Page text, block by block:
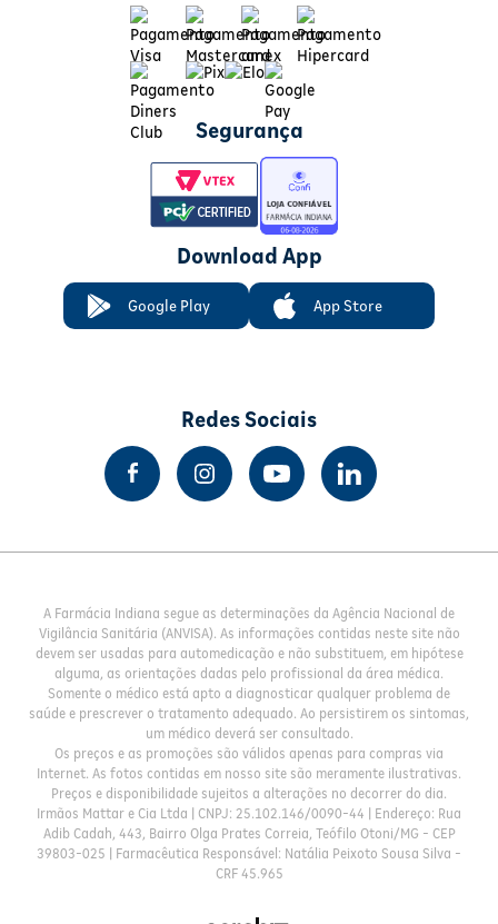
Segurança
Download App
Google Play App Store
Redes Sociais
A Farmácia Indiana segue as determinações da Agência Nacional de
Vigilância Sanitária (ANVISA). As informações contidas neste site não
devem ser usadas para automedicação e não substituem, em hipótese
alguma, as orientações dadas pelo profissional da área médica.
Somente o médico está apto a diagnosticar qualquer problema de
saúde e prescrever o tratamento adequado. Ao persistirem os sintomas,
um médico deverá ser consultado.
Os preços e as promoções são válidos apenas para compras via
Internet. As fotos contidas em nosso site são meramente ilustrativas.
Preços e disponibilidade sujeitos a alterações no decorrer do dia.
Irmãos Mattar e Cia Ltda | CNPJ: 25.102.146/0090-44 | Endereço: Rua
Adib Cadah, 443, Bairro Olga Prates Correia, Teófilo Otoni/MG - CEP
39803-025 | Farmacêutica Responsável: Natália Peixoto Sousa Silva -
CRF 45.965